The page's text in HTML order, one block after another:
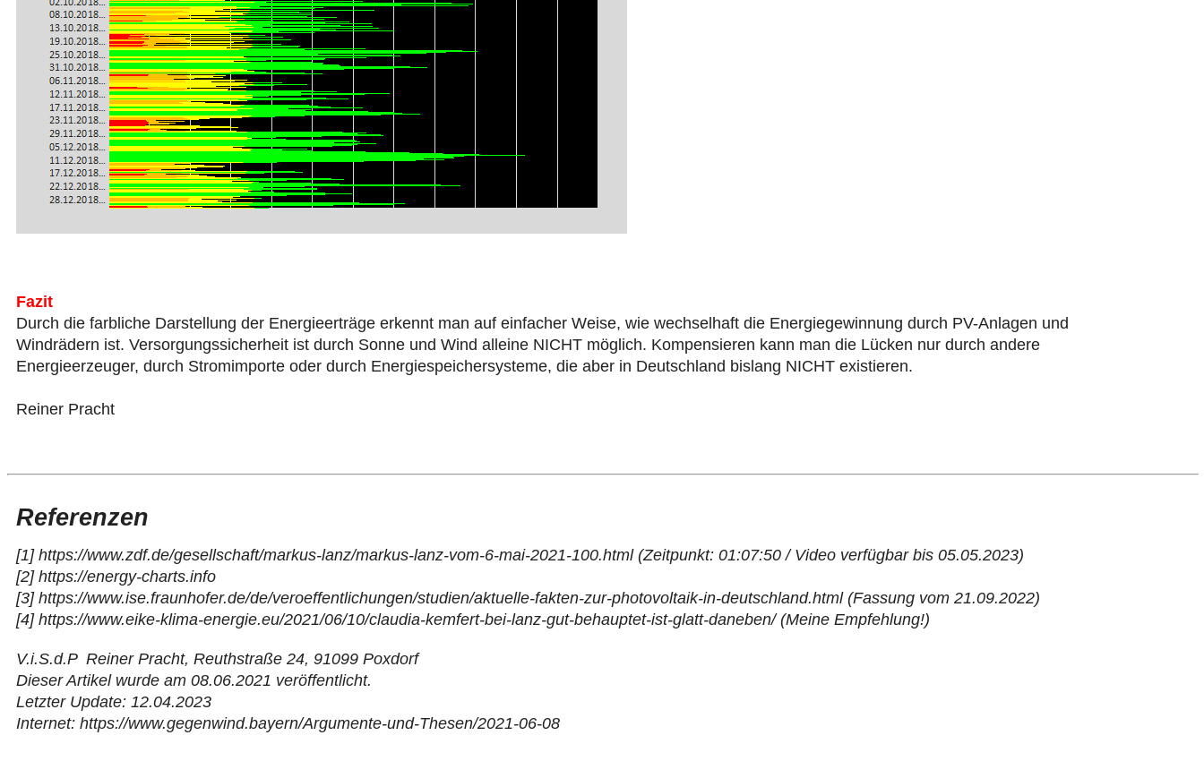
Fazit
Durch die farbliche Darstellung der Energieerträge erkennt man auf einfacher Weise, wie wechselhaft die Energiegewinnung durch PV-Anlagen und
Windrädern ist. Versorgungssicherheit ist durch Sonne und Wind alleine NICHT möglich. Kompensieren kann man die Lücken nur durch andere
Energieerzeuger, durch Stromimporte oder durch Energiespeichersysteme, die aber in Deutschland bislang NICHT existieren.
Reiner Pracht
Referenzen
[1] https://www.zdf.de/gesellschaft/markus-lanz/markus-lanz-vom-6-mai-2021-100.html (Zeitpunkt: 01:07:50 / Video verfügbar bis 05.05.2023)
[2] https://energy-charts.info
[3] https://www.ise.fraunhofer.de/de/veroeffentlichungen/studien/aktuelle-fakten-zur-photovoltaik-in-deutschland.html (Fassung vom 21.09.2022)
[4] https://www.eike-klima-energie.eu/2021/06/10/claudia-kemfert-bei-lanz-gut-behauptet-ist-glatt-daneben/ (Meine Empfehlung!)
V.i.S.d.P Reiner Pracht, Reuthstraße 24, 91099 Poxdorf
Dieser Artikel wurde am 08.06.2021 veröffentlicht.
Letzter Update: 12.04.2023
Internet: https://www.gegenwind.bayern/Argumente-und-Thesen/2021-06-08